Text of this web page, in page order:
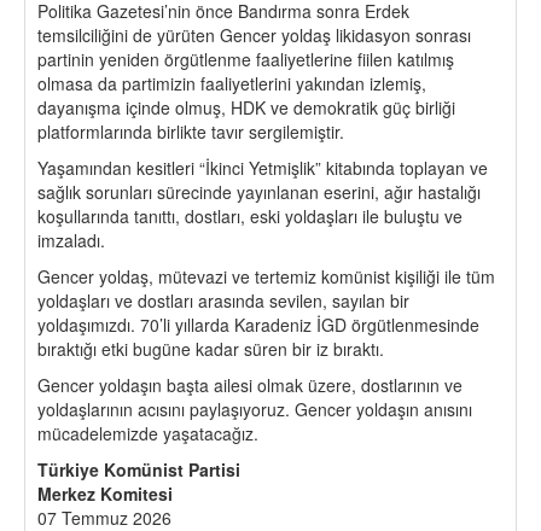
Politika Gazetesi’nin önce Bandırma sonra Erdek
temsilciliğini de yürüten Gencer yoldaş likidasyon sonrası
partinin yeniden örgütlenme faaliyetlerine fiilen katılmış
olmasa da partimizin faaliyetlerini yakından izlemiş,
dayanışma içinde olmuş, HDK ve demokratik güç birliği
platformlarında birlikte tavır sergilemiştir.
Yaşamından kesitleri “İkinci Yetmişlik” kitabında toplayan ve
sağlık sorunları sürecinde yayınlanan eserini, ağır hastalığı
koşullarında tanıttı, dostları, eski yoldaşları ile buluştu ve
imzaladı.
Gencer yoldaş, mütevazi ve tertemiz komünist kişiliği ile tüm
yoldaşları ve dostları arasında sevilen, sayılan bir
yoldaşımızdı. 70’li yıllarda Karadeniz İGD örgütlenmesinde
bıraktığı etki bugüne kadar süren bir iz bıraktı.
Gencer yoldaşın başta ailesi olmak üzere, dostlarının ve
yoldaşlarının acısını paylaşıyoruz. Gencer yoldaşın anısını
mücadelemizde yaşatacağız.
Türkiye Komünist Partisi
Merkez Komitesi
07 Temmuz 2026